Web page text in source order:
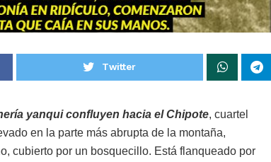
Twitter
yanqui confluyen hacia el Chipote, cuartel
en la parte más abrupta de la montaña,
cubierto por un bosquecillo. Está flanqueado por